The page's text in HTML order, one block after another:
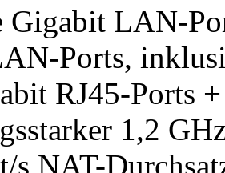
Gigabit LAN-
Ports,
RJ45-Ports
1,2
s NAT-